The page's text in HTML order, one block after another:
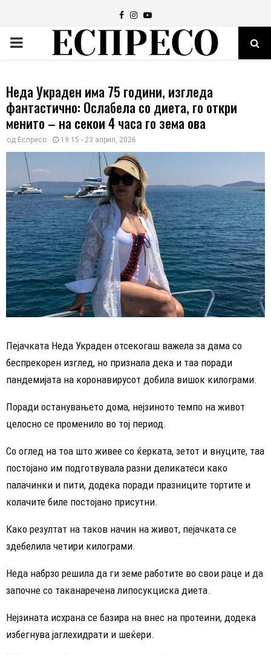
Facebook
Instagram
Youtube
PRIMARY
Неда Украден има 75 години, изгледа
фантастично: Ослабела со диета, го откри
менито – на секои 4 часа го зема ова
од Еспресо 19:15 - 23 април, 2026
Пејачката Неда Украден отсекогаш важела за дама со
беспрекорен изглед, но признала дека и таа поради
пандемијата на коронавирусот добила вишок килограми.
Поради останувањето дома, нејзиното темпо на живот
целосно се променило во тој период.
Со оглед на тоа што живее со ќерката, зетот и внуците, таа
постојано им подготвувала разни деликатеси како
палачинки и пити, додека поради празниците тортите и
колачите биле постојано присутни.
Како резултат на таков начин на живот, пејачката се
здебелила четири килограми.
Неда набрзо решила да ги земе работите во свои раце и да
започне со таканаречена липосукциска диета.
Нејзината исхрана се базира на внес на протеини, додека
избегнува јаглехидрати и шеќери.